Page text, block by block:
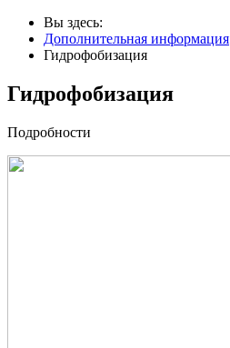
Вы здесь:
Дополнительная информация
Гидрофобизация
Гидрофобизация
Подробности